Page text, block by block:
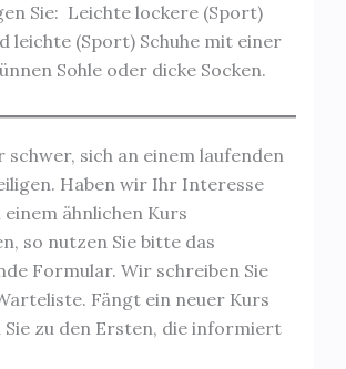
Sie: Leichte lockere (Sport)
leichte (Sport) Schuhe mit einer
Sohle oder dicke Socken.
schwer, sich an einem laufenden
Haben wir Ihr Interesse
ähnlichen Kurs
so nutzen Sie bitte das
Formular. Wir schreiben Sie
Fängt ein neuer Kurs
Sie zu den Ersten, die informiert